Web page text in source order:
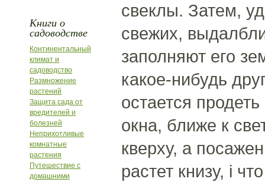
Книги о
садоводстве
Континентальный
климат и
садоводство
Размножение
растений
Защита сада от
вредителей и
болезней
Неприхотливые
комнатные
растения
Путешествие с
домашними
свеклы. Затем,
свежих,
заполняют его
какое-нибудь
остается
окна, ближе к
кверху, а
растет книзу, i